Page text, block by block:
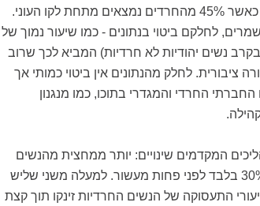
משק בית בתנאים כלכליים לא פשוטים, כאשר 45% מהחרדים נמצאים מתחת לקו העוני.
לחלקם ביטוי בנתונים - כמו שיעור נמוך של
בעלות רישיון נהיגה (29% אל מול 72% בקרב נשים יהודיות לא חרדיות) המביא לכך שרוב
ציבורית. לחלק מהנתונים אין ביטוי כמותי אך
החרדי והמגדרי בתוכו, כמו מנגנון
המקדמים שינויים: יותר ממחצית מהנשים
החרדיות ניגשות לבגרות היום, לעומת 30% בלבד לפני פחות מעשור. למעלה משני שליש
התעסוקה של הנשים החרדיות זינקו תוך קצת